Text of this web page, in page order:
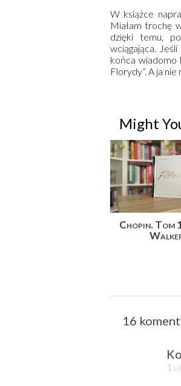
W książce
Miałam trochę
dzięki temu,
wciągająca.
końca wiadomo
Florydy”. A ja
Might
Chopin. Tom
16
1